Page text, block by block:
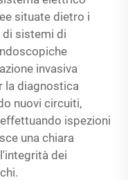
situate dietro i
sistemi di
invasiva
la diagnostica
nuovi circuiti,
ispezioni
una chiara
dei